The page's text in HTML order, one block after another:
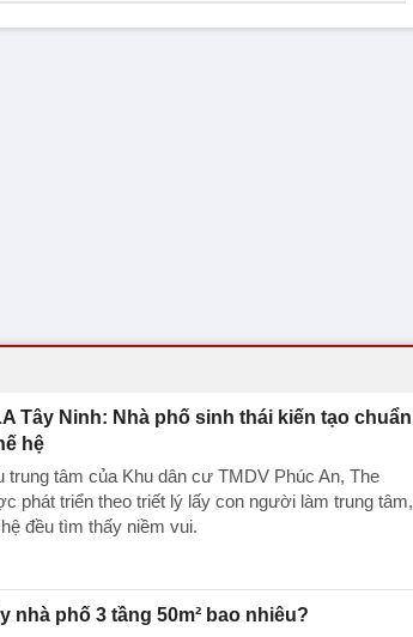
Tây Ninh: Nhà phố sinh thái kiến tạo chuẩn
hệ
trung tâm của Khu dân cư TMDV Phúc An, The
phát triển theo triết lý lấy con người làm trung tâm,
đều tìm thấy niềm vui.
nhà phố 3 tầng 50m² bao nhiêu?